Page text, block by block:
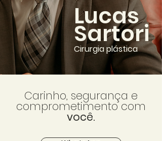
Lucas
Sartori
Cirurgia plástica
Carinho, segurança e
comprometimento com
você.